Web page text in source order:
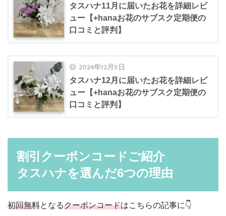
タスハナ11月に届いたお花を詳細レビ
ュー【+hanaお花のサブスク定期便の
口コミと評判】
2024年12月5日
タスハナ12月に届いたお花を詳細レビ
ュー【+hanaお花のサブスク定期便の
口コミと評判】
割引クーポンコードご紹介
タスハナを選んだ6つの理由
初回無料となるクーポンコードはこちらの記事に👇